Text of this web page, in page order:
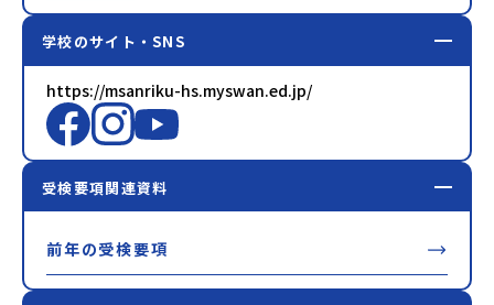
学校のサイト・SNS
https://msanriku-hs.myswan.ed.jp/
受検要項関連資料
前年の受検要項